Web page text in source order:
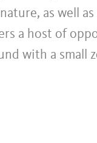
as well
a host of
with a small